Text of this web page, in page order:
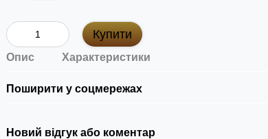
Купити
Опис Характеристики
Поширити у соцмережах
Новий відгук або коментар